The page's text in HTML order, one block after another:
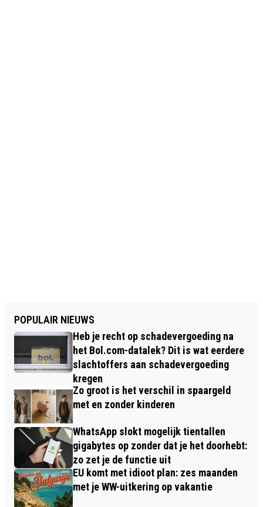
POPULAIR NIEUWS
Heb je recht op schadevergoeding na
het Bol.com-datalek? Dit is wat eerdere
slachtoffers aan schadevergoeding
kregen
Zo groot is het verschil in spaargeld
met en zonder kinderen
WhatsApp slokt mogelijk tientallen
gigabytes op zonder dat je het doorhebt:
zo zet je de functie uit
EU komt met idioot plan: zes maanden
met je WW-uitkering op vakantie